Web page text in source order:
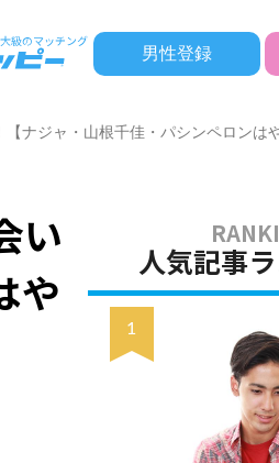
男性登録
ナジャ・山根千佳・パシンペロンはや
い
や
人気記事